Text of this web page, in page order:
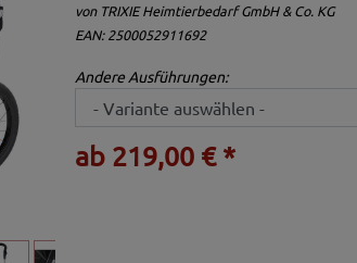
von TRIXIE Heimtierbedarf GmbH & Co. KG
EAN: 2500052911692
Andere Ausführungen:
ab 219,00 € *